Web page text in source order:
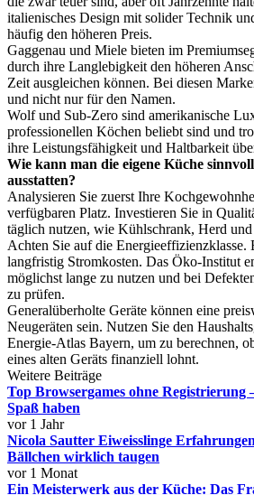
italienisches Design mit solider Technik
häufig den höheren Preis.
Gaggenau und Miele bieten im
durch ihre Langlebigkeit den höheren
Zeit ausgleichen können. Bei diesen
und nicht nur für den Namen.
Wolf und Sub-Zero sind amerikanische
professionellen Köchen beliebt sind und
ihre Leistungsfähigkeit und Haltbarkeit
Wie kann man die eigene Küche
ausstatten?
Analysieren Sie zuerst Ihre
verfügbaren Platz. Investieren Sie in
täglich nutzen, wie Kühlschrank, Herd
Achten Sie auf die Energieeffizienzklasse.
langfristig Stromkosten. Das Öko-Institut
möglichst lange zu nutzen und bei
zu prüfen.
Generalüberholte Geräte können eine
Neugeräten sein. Nutzen Sie den
Energie-Atlas Bayern, um zu berechnen,
eines alten Geräts finanziell lohnt.
Weitere Beiträge
Top Browsergames ohne Registrierung
Spaß haben
vor 1 Jahr
Nicola Sautter Eiweisslinge
Bällchen wirklich taugen
vor 1 Monat
Ein Meisterwerk aus der Küche: Das